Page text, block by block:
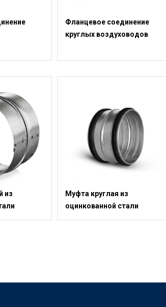
Фланцевое соединение
круглых воздуховодов
из
Муфта круглая из
оцинкованной стали